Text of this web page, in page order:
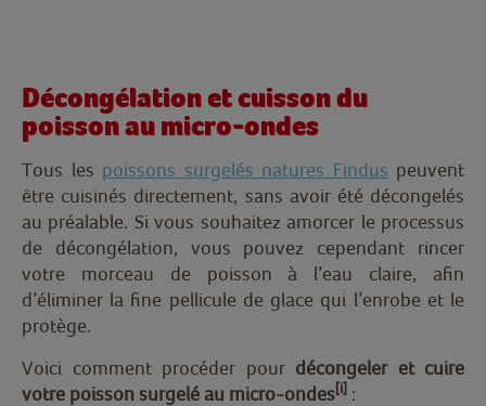
Décongélation et cuisson du
poisson au micro-ondes
Tous les poissons surgelés natures Findus peuvent
être cuisinés directement, sans avoir été décongelés
au préalable. Si vous souhaitez amorcer le processus
de décongélation, vous pouvez cependant rincer
votre morceau de poisson à l’eau claire, afin
d’éliminer la fine pellicule de glace qui l’enrobe et le
protège.
Voici comment procéder pour décongeler et cuire
votre poisson surgelé au micro-ondes[i] :